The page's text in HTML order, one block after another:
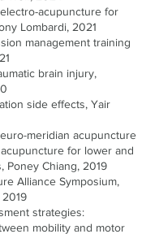
acupuncture for
Lombardi, 2021
management training
brain injury,
side effects, Yair
meridian acupuncture
for lower and
Poney Chiang, 2019
Alliance Symposium,
strategies:
mobility and motor